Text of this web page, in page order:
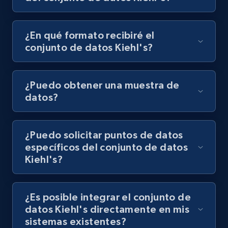
¿En qué formato recibiré el
conjunto de datos Kiehl's?
¿Puedo obtener una muestra de
datos?
¿Puedo solicitar puntos de datos
específicos del conjunto de datos
Kiehl's?
¿Es posible integrar el conjunto de
datos Kiehl's directamente en mis
sistemas existentes?